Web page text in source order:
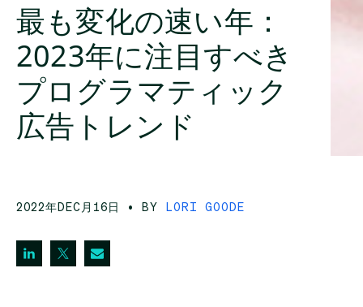
最も変化の速い年：
2023年に注目すべき
プログラマティック
広告トレンド
2022年DEC月16日 • BY LORI GOODE